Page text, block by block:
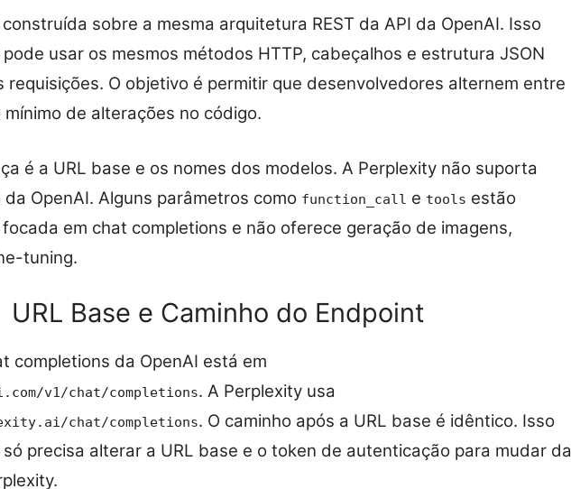
sobre a mesma arquitetura REST da API da OpenAI. Isso
usar os mesmos métodos HTTP, cabeçalhos e estrutura JSON
requisições. O objetivo é permitir que desenvolvedores alternem entre
de alterações no código.
é a URL base e os nomes dos modelos. A Perplexity não suporta
OpenAI. Alguns parâmetros como function_call e tools estão
em chat completions e não oferece geração de imagens,
tuning.
URL Base e Caminho do Endpoint
completions da OpenAI está em
v1/chat/completions. A Perplexity usa
chat/completions. O caminho após a URL base é idêntico. Isso
precisa alterar a URL base e o token de autenticação para mudar da